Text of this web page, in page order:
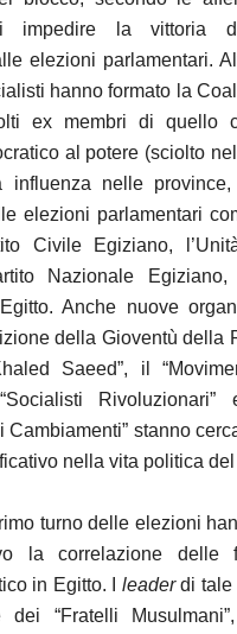
la vittoria
elezioni parlamentari.
hanno formato la
ex membri di quello
al potere (sciolto
influenza nelle province,
elezioni parlamentari
Civile Egiziano,
Nazionale
Anche nuove
della Gioventù della
Saeed”, il
Rivoluzionari”
Cambiamenti” stanno
nella vita politica
turno delle elezioni
la correlazione delle
in Egitto. I leaderdi tale
dei “Fratelli